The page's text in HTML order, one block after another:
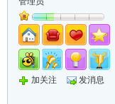
加关注 发消息